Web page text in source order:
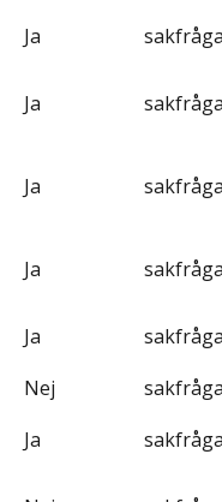
Ja
Ja
Ja
Ja
Ja
Nej
Ja